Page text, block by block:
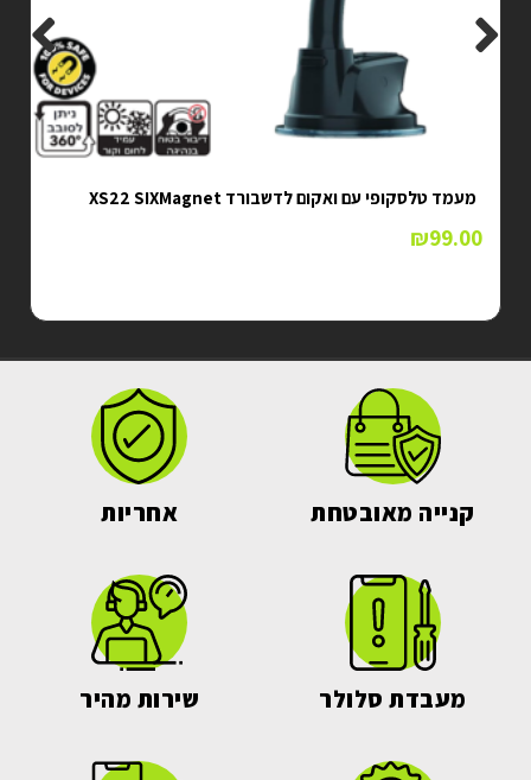
מעמד טלסקופי עם ואקום לדשבורד XS22 SIXMagnet
₪99.00
קנייה מאובטחת אחריות
מעבדת סלולר שירות מהיר